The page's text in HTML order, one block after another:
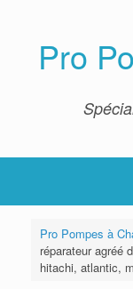
Pro
Pro Pompes à
réparateur agréé
hitachi, atlantic,